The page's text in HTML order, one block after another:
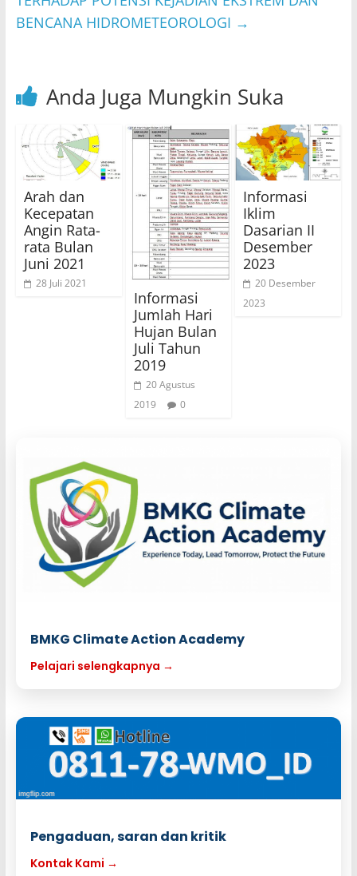
BENCANA HIDROMETEOROLOGI →
Anda Juga Mungkin Suka
Arah dan
Kecepatan
Angin Rata-
rata Bulan
Juni 2021
28 Juli 2021
Informasi
Jumlah Hari
Hujan Bulan
Juli Tahun
2019
20 Agustus
2019
0
Informasi
Iklim
Dasarian II
Desember
2023
20 Desember
2023
BMKG Climate Action Academy
Pelajari selengkapnya →
Pengaduan, saran dan kritik
Kontak Kami →